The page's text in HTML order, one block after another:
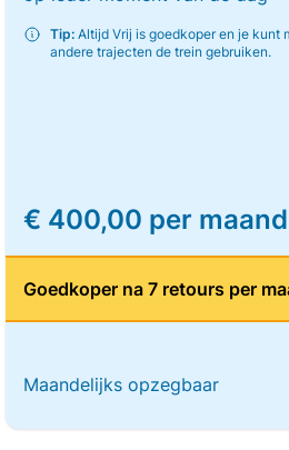
Tip:Altijd Vrij is goedkoper en je kunt
andere trajecten de trein gebruiken.
€ 400,00 per maand
Goedkoper na 7 retours per
Maandelijks opzegbaar